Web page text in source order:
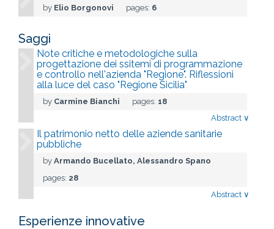
by Elio Borgonovi pages: 6
Saggi
Note critiche e metodologiche sulla
progettazione dei ssitemi di programmazione
e controllo nell'azienda "Regione". Riflessioni
alla luce del caso "Regione Sicilia"
by Carmine Bianchi pages: 18
Abstract ∨
Il patrimonio netto delle aziende sanitarie
pubbliche
by Armando Bucellato, Alessandro Spano
pages: 28
Abstract ∨
Esperienze innovative